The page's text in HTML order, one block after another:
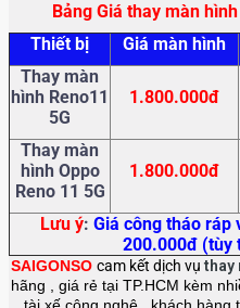
Bảng Giá thay màn
Thiết bị
Giá màn hình
Thay màn
hình Reno11
5G
1.800.000đ
Thay màn
hình Oppo
Reno 11 5G
1.800.000đ
Lưu ý: Giá công tháo ráp
200.000đ (tùy
SAIGONSO cam kết dịch vụthay
hãng , giá rẻ tại TP.HCM kèm